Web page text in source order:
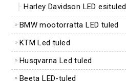
Harley Davidson LED esituled
BMW mootorratta LED tuled
KTM Led tuled
Husqvarna Led tuled
Beeta LED-tuled